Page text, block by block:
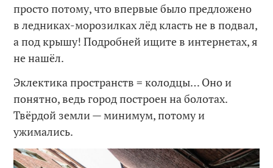
просто потому, что впервые было предложено
в ледниках-морозилках лёд класть не в подвал,
а под крышу! Подробней ищите в интернетах, я
не нашёл.
Эклектика пространств = колодцы… Оно и
понятно, ведь город построен на болотах.
Твёрдой земли — минимум, потому и
ужимались.